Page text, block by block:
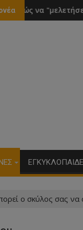
το στόμα του
ο σκύλος σας να